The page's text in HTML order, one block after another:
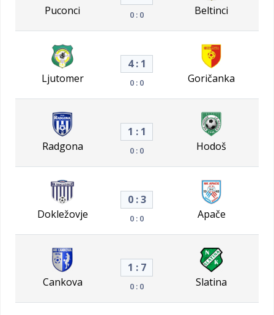
Puconci 0 : 0 Beltinci
Ljutomer
4 : 1
0 : 0 Goričanka
Radgona
1 : 1
0 : 0 Hodoš
Dokležovje
0 : 3
0 : 0 Apače
Cankova
1 : 7
0 : 0 Slatina